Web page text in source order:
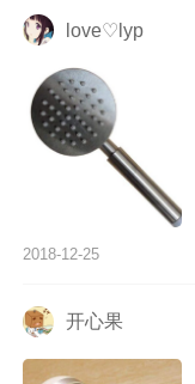
love♡lyp
2018-12-25
开心果